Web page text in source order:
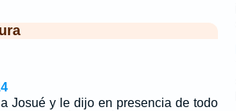
Josué y le dijo en presencia de todo